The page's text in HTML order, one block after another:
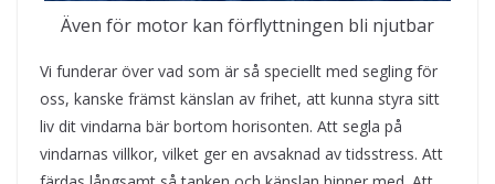
Även för motor kan förflyttningen bli njutbar
Vi funderar över vad som är så speciellt med segling för
oss, kanske främst känslan av frihet, att kunna styra sitt
liv dit vindarna bär bortom horisonten. Att segla på
vindarnas villkor, vilket ger en avsaknad av tidsstress. Att